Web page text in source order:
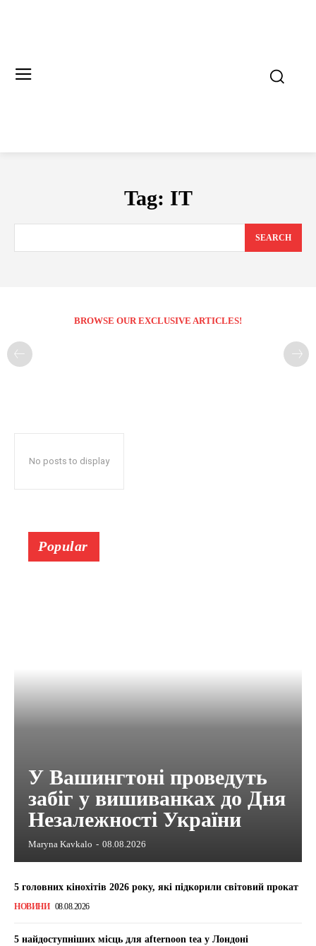
Tag: IT
SEARCH
BROWSE OUR EXCLUSIVE ARTICLES!
No posts to display
Popular
У Вашингтоні проведуть
забіг у вишиванках до Дня
Незалежності України
Maryna Kavkalo - 08.08.2026
5 головних кінохітів 2026 року, які підкорили світовий прокат
НОВИНИ 08.08.2026
5 найдоступніших місць для afternoon tea у Лондоні